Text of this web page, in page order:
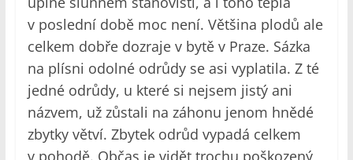
v poslední době moc není. Většina plodů ale
celkem dobře dozraje v bytě v Praze. Sázka
na plísni odolné odrůdy se asi vyplatila. Z té
jedné odrůdy, u které si nejsem jistý ani
názvem, už zůstali na záhonu jenom hnědé
zbytky větví. Zbytek odrůd vypadá celkem